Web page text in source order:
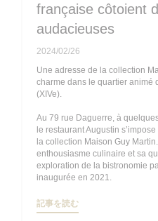
française côtoient
audacieuses
2024/02/26
Une adresse de la collection
charme dans le quartier animé
(XIVe).
Au 79 rue Daguerre, à
le restaurant Augustin
la collection Maison Guy
enthousiasme culinaire et sa
exploration de la bistronomie
inaugurée en 2021.
記事を読む((新しいウィンドウ